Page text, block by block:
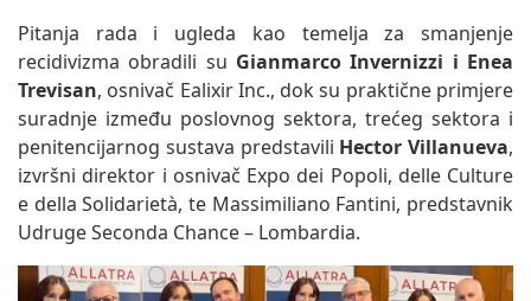
Pitanja rada i ugleda kao temelja za smanjenje
recidivizma obradili su Gianmarco Invernizzi i Enea
Trevisan, osnivač Ealixir Inc., dok su praktične primjere
suradnje između poslovnog sektora, trećeg sektora i
penitencijarnog sustava predstavili Hector Villanueva,
izvršni direktor i osnivač Expo dei Popoli, delle Culture
e della Solidarietà, te Massimiliano Fantini, predstavnik
Udruge Seconda Chance – Lombardia.